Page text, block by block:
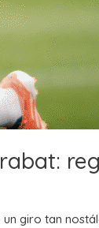
giro tan